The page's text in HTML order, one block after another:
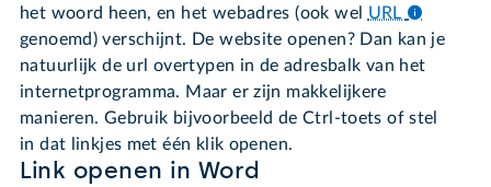
het woord heen, en het webadres (ook wel URL
genoemd) verschijnt. De website openen? Dan kan je
natuurlijk de url overtypen in de adresbalk van het
internetprogramma. Maar er zijn makkelijkere
manieren. Gebruik bijvoorbeeld de Ctrl-toets of stel
in dat linkjes met één klik openen.
Link openen in Word